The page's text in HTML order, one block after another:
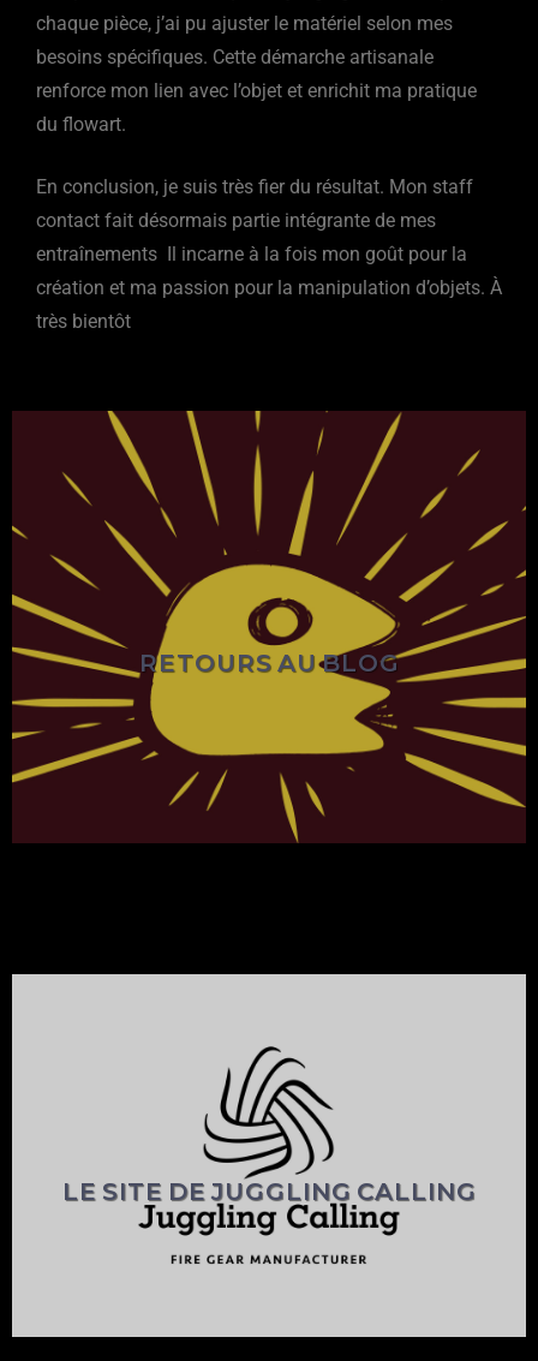
chaque pièce, j’ai pu ajuster le matériel selon mes
besoins spécifiques. Cette démarche artisanale
renforce mon lien avec l’objet et enrichit ma pratique
du flowart.
En conclusion, je suis très fier du résultat. Mon staff
contact fait désormais partie intégrante de mes
entraînements Il incarne à la fois mon goût pour la
création et ma passion pour la manipulation d’objets. À
très bientôt
RETOURS AU BLOG
LE SITE DE JUGGLING CALLING